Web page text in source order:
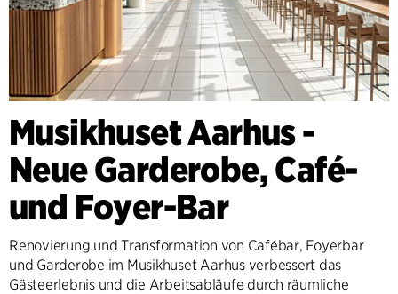
Musikhuset Aarhus -
Neue Garderobe, Café-
und Foyer-Bar
Renovierung und Transformation von Cafébar, Foyerbar
und Garderobe im Musikhuset Aarhus verbessert das
Gästeerlebnis und die Arbeitsabläufe durch räumliche